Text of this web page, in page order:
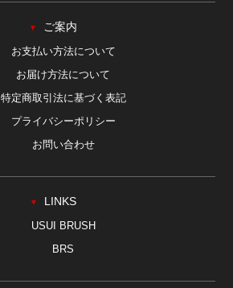
▼ ご案内
お支払い方法について
お届け方法について
特定商取引法に基づく表記
プライバシーポリシー
お問い合わせ
▼ LINKS
USUI BRUSH
BRS